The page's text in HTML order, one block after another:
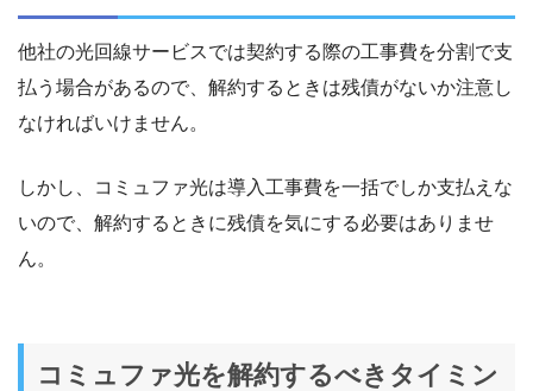
他社の光回線サービスでは契約する際の工事費を分割で支
払う場合があるので、解約するときは残債がないか注意し
なければいけません。
しかし、コミュファ光は導入工事費を一括でしか支払えな
いので、解約するときに残債を気にする必要はありませ
ん。
コミュファ光を解約するべきタイミン